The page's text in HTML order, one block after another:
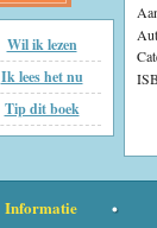
Wil ik lezen
Ik lees het nu
Tip dit boek
Informatie